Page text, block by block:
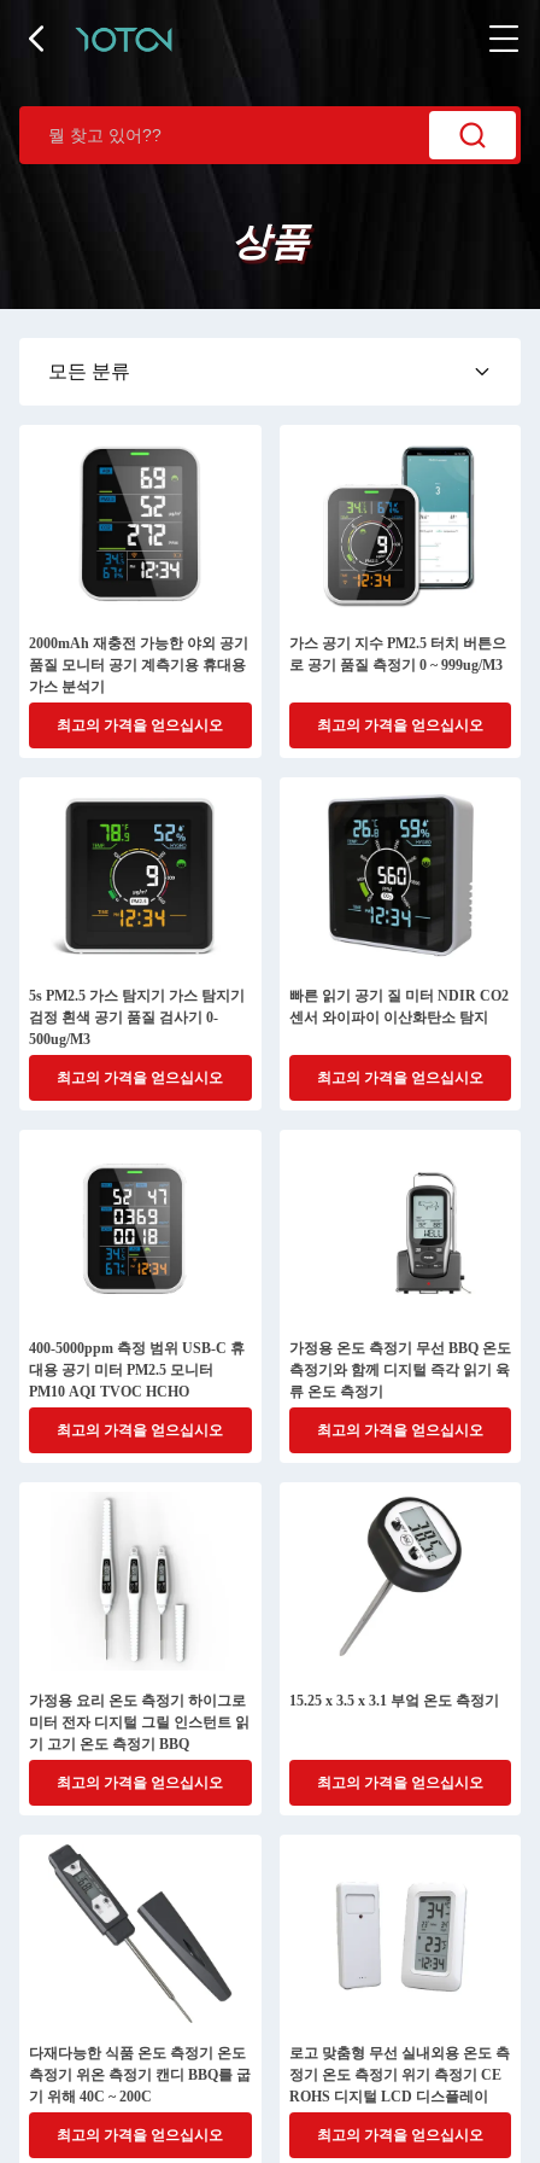
상품
모든 분류
2000mAh 재충전 가능한 야외 공기
품질 모니터 공기 계측기용 휴대용
가스 분석기
최고의 가격을 얻으십시오
가스 공기 지수 PM2.5 터치 버튼으
로 공기 품질 측정기 0 ~ 999ug/M3
최고의 가격을 얻으십시오
5s PM2.5 가스 탐지기 가스 탐지기
검정 흰색 공기 품질 검사기 0-
500ug/M3
최고의 가격을 얻으십시오
빠른 읽기 공기 질 미터 NDIR CO2
센서 와이파이 이산화탄소 탐지
최고의 가격을 얻으십시오
400-5000ppm 측정 범위 USB-C 휴
대용 공기 미터 PM2.5 모니터
PM10 AQI TVOC HCHO
최고의 가격을 얻으십시오
가정용 온도 측정기 무선 BBQ 온도
측정기와 함께 디지털 즉각 읽기 육
류 온도 측정기
최고의 가격을 얻으십시오
가정용 요리 온도 측정기 하이그로
미터 전자 디지털 그릴 인스턴트 읽
기 고기 온도 측정기 BBQ
최고의 가격을 얻으십시오
15.25 x 3.5 x 3.1 부엌 온도 측정기
최고의 가격을 얻으십시오
다재다능한 식품 온도 측정기 온도
측정기 위온 측정기 캔디 BBQ를 굽
기 위해 40C ~ 200C
최고의 가격을 얻으십시오
로고 맞춤형 무선 실내외용 온도 측
정기 온도 측정기 위기 측정기 CE
ROHS 디지털 LCD 디스플레이
최고의 가격을 얻으십시오